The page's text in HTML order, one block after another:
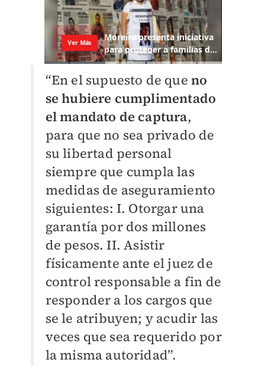
“En el supuesto de queno
se hubiere cumplimentado
el mandato de captura,
para que no sea privado de
su libertad personal
siempre que cumpla las
medidas de aseguramiento
siguientes: I. Otorgar una
garantía por dos millones
de pesos. II. Asistir
físicamente ante el juez de
control responsable a fin de
responder a los cargos que
se le atribuyen; y acudir las
veces que sea requerido por
la misma autoridad”.